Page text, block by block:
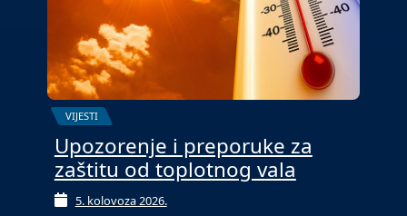
VIJESTI
Upozorenje i preporuke za
zaštitu od toplotnog vala
5. kolovoza 2026.